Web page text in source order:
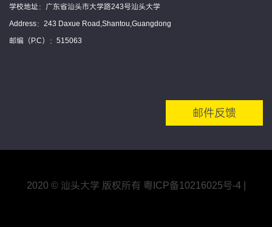
学校地址：广东省汕头市大学路243号汕头大学
Address：243 Daxue Road,Shantou,Guangdong
邮编（P.C）：515063
邮件反馈
2020 © 汕头大学 版权所有 粤ICP备10216025号-4|